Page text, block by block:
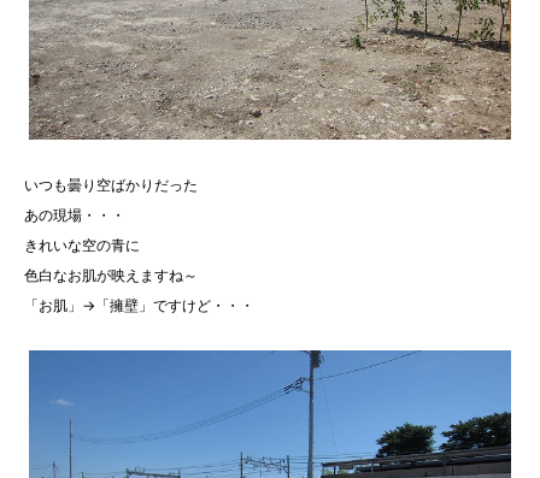
いつも曇り空ばかりだった
あの現場・・・
きれいな空の青に
色白なお肌が映えますね～
「お肌」→「擁壁」ですけど・・・